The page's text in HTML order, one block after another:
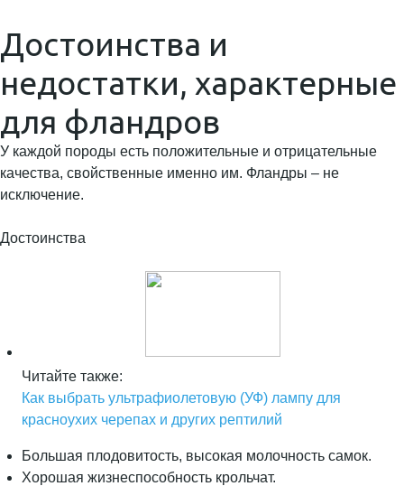
Достоинства и
недостатки, характерные
для фландров
У каждой породы есть положительные и отрицательные
качества, свойственные именно им. Фландры – не
исключение.
Достоинства
Читайте также:
Как выбрать ультрафиолетовую (УФ) лампу для
красноухих черепах и других рептилий
Большая плодовитость, высокая молочность самок.
Хорошая жизнеспособность крольчат.